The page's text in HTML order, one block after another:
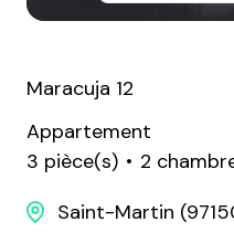
D'OR
Maracuja 12
Appartement
3 pièce(s)
2
Saint-Martin